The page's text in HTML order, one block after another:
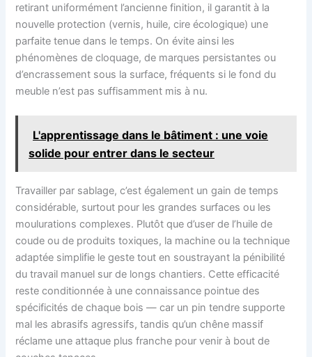
retirant uniformément l’ancienne finition, il garantit à la
nouvelle protection (vernis, huile, cire écologique) une
parfaite tenue dans le temps. On évite ainsi les
phénomènes de cloquage, de marques persistantes ou
d’encrassement sous la surface, fréquents si le fond du
meuble n’est pas suffisamment mis à nu.
L'apprentissage dans le bâtiment : une voie
solide pour entrer dans le secteur
Travailler par sablage, c’est également un gain de temps
considérable, surtout pour les grandes surfaces ou les
moulurations complexes. Plutôt que d’user de l’huile de
coude ou de produits toxiques, la machine ou la technique
adaptée simplifie le geste tout en soustrayant la pénibilité
du travail manuel sur de longs chantiers. Cette efficacité
reste conditionnée à une connaissance pointue des
spécificités de chaque bois — car un pin tendre supporte
mal les abrasifs agressifs, tandis qu’un chêne massif
réclame une attaque plus franche pour venir à bout de